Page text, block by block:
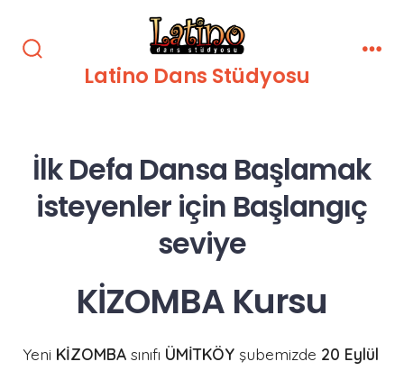
atla
ÇubuğunuLatino Dans Stüdyosu
İlk Defa Dansa Başlamak
isteyenler için Başlangıç
seviye
KİZOMBA Kursu
Yeni KİZOMBA sınıfı ÜMİTKÖY şubemizde 20 Eylül